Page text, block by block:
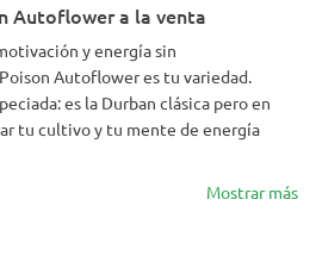
Autoflower a la venta
y energía sin
Autoflower es tu variedad.
es la Durban clásica pero en
tu cultivo y tu mente de energía
Mostrar más